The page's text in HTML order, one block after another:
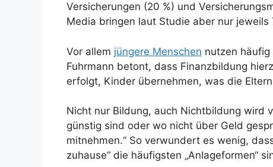
Versicherungen (20 %) und
Media bringen laut Studie aber nur
Vor allem jüngere Menschen nutzen
Fuhrmann betont, dass Finanzbildung
erfolgt, Kinder übernehmen, was die
Nicht nur Bildung, auch Nichtbildung wird
günstig sind oder wo nicht über Geld
mitnehmen.“ So verwundert es wenig,
zuhause“ die häufigsten „Anlageformen“